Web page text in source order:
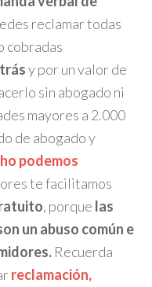
reclamar todas
cobradas
y por un valor de
sin abogado ni
mayores a 2.000
de abogado y
podemos
te facilitamos
, porque las
un abuso común e
Recuerda
reclamación,